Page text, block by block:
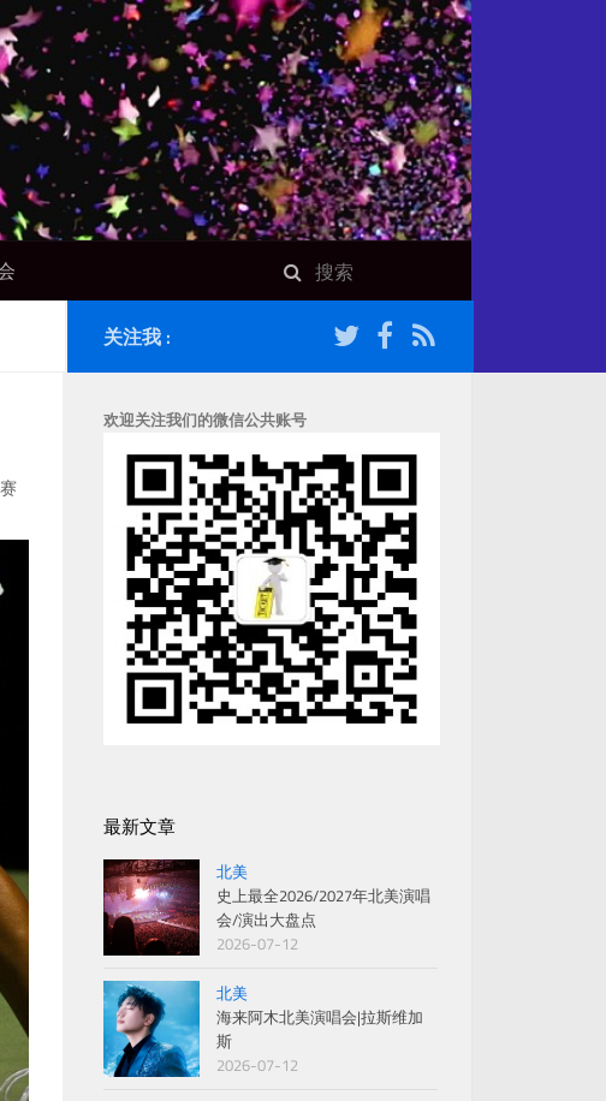
关注我 :
欢迎关注我们的微信公共账号
最新文章
北美
史上最全2026/2027年北美演唱
会/演出大盘点
2026-07-12
北美
海来阿木北美演唱会|拉斯维加
斯
2026-07-12